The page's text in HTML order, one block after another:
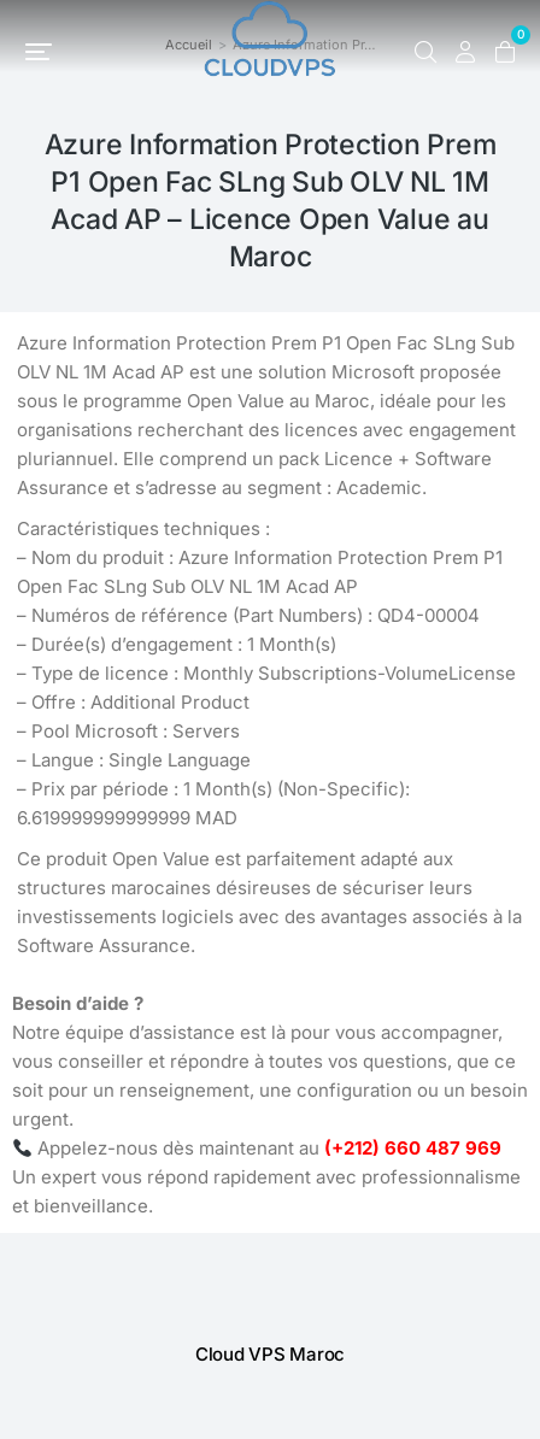
0
Vous êtes ici : Accueil Azure Information Pr…
Azure Information Protection Prem
P1 Open Fac SLng Sub OLV NL 1M
Acad AP – Licence Open Value au
Maroc
Azure Information Protection Prem P1 Open Fac SLng Sub
OLV NL 1M Acad AP est une solution Microsoft proposée
sous le programme Open Value au Maroc, idéale pour les
organisations recherchant des licences avec engagement
pluriannuel. Elle comprend un pack Licence + Software
Assurance et s’adresse au segment : Academic.
Caractéristiques techniques :
– Nom du produit : Azure Information Protection Prem P1
Open Fac SLng Sub OLV NL 1M Acad AP
– Numéros de référence (Part Numbers) : QD4-00004
– Durée(s) d’engagement : 1 Month(s)
– Type de licence : Monthly Subscriptions-VolumeLicense
– Offre : Additional Product
– Pool Microsoft : Servers
– Langue : Single Language
– Prix par période : 1 Month(s) (Non-Specific):
6.619999999999999 MAD
Ce produit Open Value est parfaitement adapté aux
structures marocaines désireuses de sécuriser leurs
investissements logiciels avec des avantages associés à la
Software Assurance.
Besoin d’aide ?
Notre équipe d’assistance est là pour vous accompagner,
vous conseiller et répondre à toutes vos questions, que ce
soit pour un renseignement, une configuration ou un besoin
urgent.
Appelez-nous dès maintenant au (+212) 660 487 969
Un expert vous répond rapidement avec professionnalisme
et bienveillance.
Cloud VPS Maroc